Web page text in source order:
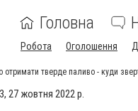
Головна
Робота Оголошення
тверде паливо - куди
27 жовтня 2022 р.